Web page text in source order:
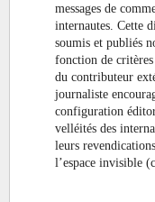
messages de
internautes. Cette
soumis et publiés
fonction de
du contributeur
journaliste
configuration
velléités des
leurs
l’espace invisible